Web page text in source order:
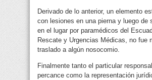
Derivado de lo anterior, un elemento
con lesiones en una pierna y luego de
en el lugar por paramédicos del
Rescate y Urgencias Médicas, no fue
traslado a algún nosocomio.
Finalmente tanto el particular
percance como la representación